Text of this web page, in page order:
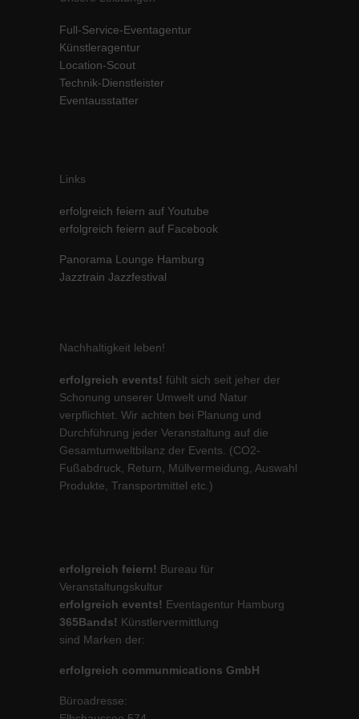
Full-Service-Eventagentur
Künstleragentur
Location-Scout
Technik-Dienstleister
Eventausstatter
Links
erfolgreich feiern auf Youtube
erfolgreich feiern auf Facebook
Panorama Lounge Hamburg
Jazztrain Jazzfestival
Nachhaltigkeit leben!
erfolgreich events! fühlt sich seit jeher der
Schonung unserer Umwelt und Natur
verpflichtet. Wir achten bei Planung und
Durchführung jeder Veranstaltung auf die
Gesamtumweltbilanz der Events. (CO2-
Fußabdruck, Return, Müllvermeidung, Auswahl
Produkte, Transportmittel etc.)
erfolgreich feiern! Bureau für
Veranstaltungskultur
erfolgreich events! Eventagentur Hamburg
365Bands! Künstlervermittlung
sind Marken der:
erfolgreich communmications GmbH
Büroadresse:
standardmäßig blockiert. Wenn Cookies von externen Medien akzeptiert
werden, bedarf der Zugriff auf diese Inhalte keiner manuellen Einwilligung
Cookie-Informationen anzeigen
powered by Borlabs Cookie